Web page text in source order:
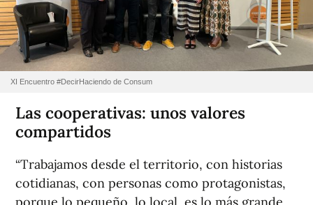
XI Encuentro #DecirHaciendo de Consum
Las cooperativas: unos valores
compartidos
“Trabajamos desde el territorio, con historias
cotidianas, con personas como protagonistas,